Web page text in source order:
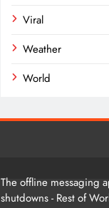
Viral
Weather
World
The offline messaging
shutdowns - Rest of